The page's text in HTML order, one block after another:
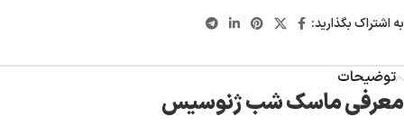
به اشتراک بگذارید:
توضیحات
معرفی ماسک شب ژنوسیس